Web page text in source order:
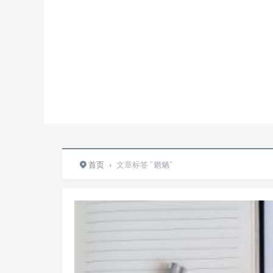
首页 › 文章标签 "魍魉"